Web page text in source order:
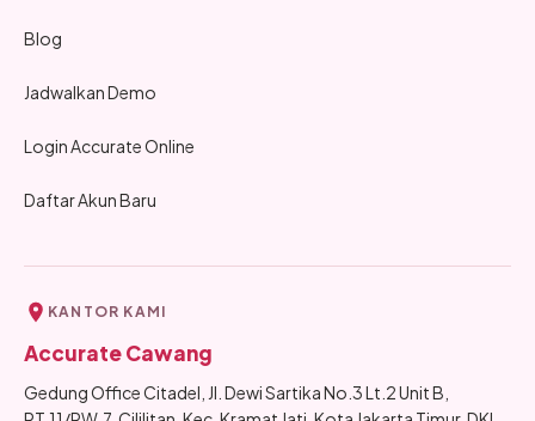
Blog
Jadwalkan Demo
Login Accurate Online
Daftar Akun Baru
KANTOR KAMI
Accurate Cawang
Gedung Office Citadel, Jl. Dewi Sartika No.3 Lt.2 Unit B,